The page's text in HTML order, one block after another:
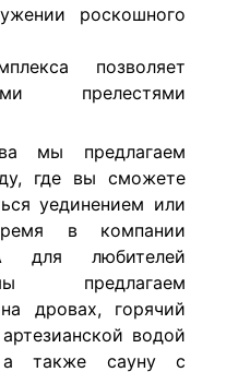
роскошного
позволяет
прелестями
мы предлагаем
где вы сможете
уединением или
в компании
для любителей
предлагаем
дровах, горячий
водой
также сауну с